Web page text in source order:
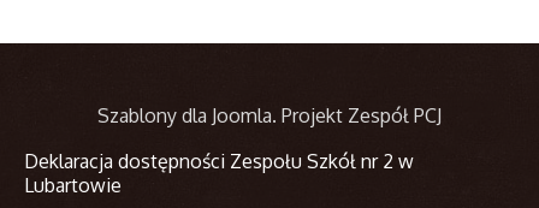
Szablony dla Joomla. Projekt Zespół PCJ
Deklaracja dostępności Zespołu Szkół nr 2 w
Lubartowie